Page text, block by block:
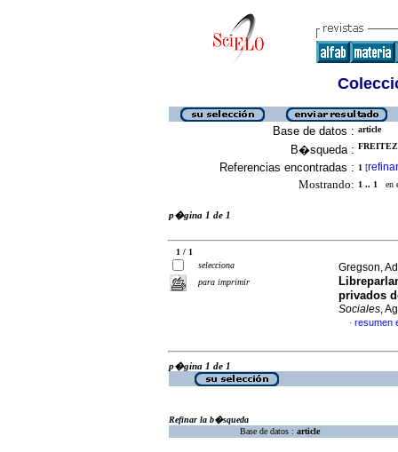
Base de datos : article
B�squeda :
Referencias encontradas : 1 [refinar
Mostrando: 1 .. 1 en
p�gina 1 de 1
1 / 1
selecciona
para imprimir
Gregson,
privados
Sociales,
· resumen
p�gina 1 de 1
Refinar la b�squeda
Base de datos : article